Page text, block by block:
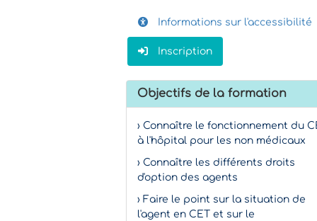
Informations sur l'accessibilité
Inscription
Objectifs de la formation
› Connaître le fonctionnement du
à l'hôpital pour les non médicaux
› Connaître les différents droits
d'option des agents
› Faire le point sur la situation de
l'agent en CET et sur le